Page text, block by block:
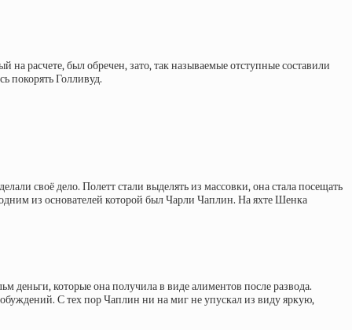
расчете, был обречен, зато, так называемые отступные составили
покорять Голливуд.
своё дело. Полетт стали выделять из массовки, она стала посещать
из основателей которой был Чарли Чаплин. На яхте Шенка
деньги, которые она получила в виде алиментов после развода.
С тех пор Чаплин ни на миг не упускал из виду яркую,